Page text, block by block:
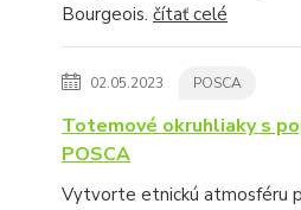
Bourgeois. čítať celé
02.05.2023 POSCA
Totemové okruhliaky s
POSCA
Vytvorte etnickú atmosféru